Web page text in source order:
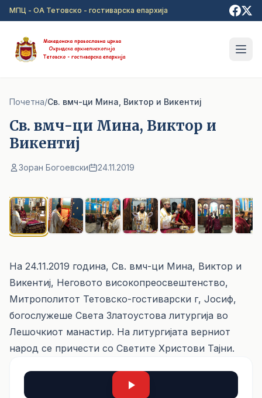
Прејди на главна содржина
МПЦ - ОА Тетовско - гостиварска епархија
Почетна/Св. вмч-ци Мина, Виктор и Викентиј
Св. вмч-ци Мина, Виктор и
Викентиј
Зоран Богоевски 24.11.2019
На 24.11.2019 година, Св. вмч-ци Мина, Виктор и
Викентиј, Неговото високопреосвештенство,
Митрополитот Тетовско-гостиварски г, Јосиф,
богослужеше Света Златоустова литургија во
Лешочкиот манастир. На литургијата верниот
народ се причести со Светите Христови Тајни.